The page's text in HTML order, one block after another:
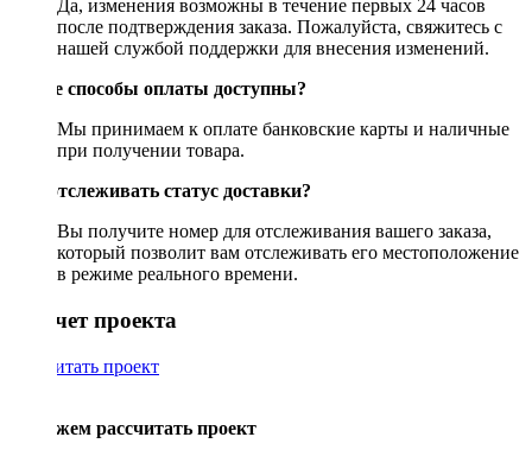
Да, изменения возможны в течение первых 24 часов
после подтверждения заказа. Пожалуйста, свяжитесь с
нашей службой поддержки для внесения изменений.
Какие способы оплаты доступны?
Мы принимаем к оплате банковские карты и наличные
при получении товара.
Как отслеживать статус доставки?
Вы получите номер для отслеживания вашего заказа,
который позволит вам отслеживать его местоположение
в режиме реального времени.
Рассчет проекта
Рассчитать проект
Поможем рассчитать проект